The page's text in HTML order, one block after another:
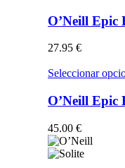
O’Neill Epic
27.95 €
Seleccionar
O’Neill Epic
45.00 €